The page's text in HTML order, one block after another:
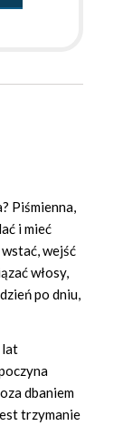
Piśmienna,
i mieć
wejść
włosy,
po dniu,
lat
dbaniem
trzymanie